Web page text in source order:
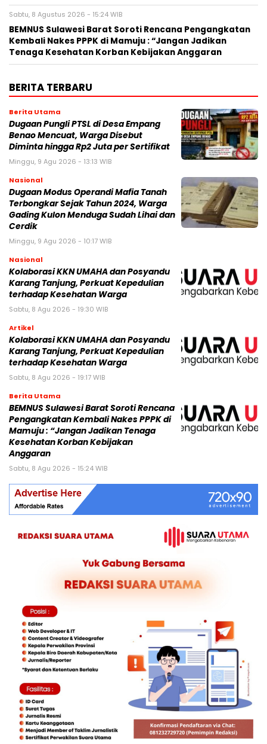
Sabtu, 8 Agustus 2026 - 15:24 WIB
BEMNUS Sulawesi Barat Soroti Rencana Pengangkatan
Kembali Nakes PPPK di Mamuju : “Jangan Jadikan
Tenaga Kesehatan Korban Kebijakan Anggaran
BERITA TERBARU
Berita Utama
Dugaan Pungli PTSL di Desa Empang
Benao Mencuat, Warga Disebut
Diminta hingga Rp2 Juta per Sertifikat
Minggu, 9 Agu 2026 - 13:13 WIB
Nasional
Dugaan Modus Operandi Mafia Tanah
Terbongkar Sejak Tahun 2024, Warga
Gading Kulon Menduga Sudah Lihai dan
Cerdik
Minggu, 9 Agu 2026 - 10:17 WIB
Nasional
Kolaborasi KKN UMAHA dan Posyandu
Karang Tanjung, Perkuat Kepedulian
terhadap Kesehatan Warga
Sabtu, 8 Agu 2026 - 19:30 WIB
Artikel
Kolaborasi KKN UMAHA dan Posyandu
Karang Tanjung, Perkuat Kepedulian
terhadap Kesehatan Warga
Sabtu, 8 Agu 2026 - 19:17 WIB
Berita Utama
BEMNUS Sulawesi Barat Soroti Rencana
Pengangkatan Kembali Nakes PPPK di
Mamuju : “Jangan Jadikan Tenaga
Kesehatan Korban Kebijakan
Anggaran
Sabtu, 8 Agu 2026 - 15:24 WIB